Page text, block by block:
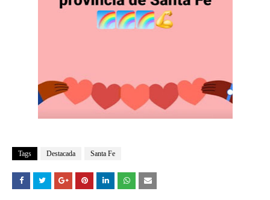
Tags Destacada Santa Fe